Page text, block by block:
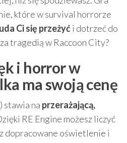
które w survival horrorze
Ci się przeżyći dotrzeć do
tragedią w Raccoon City?
i horror w
ma swoją cenę
stawia na przerażającą,
RE Engine możesz liczyć
dopracowane oświetlenie i